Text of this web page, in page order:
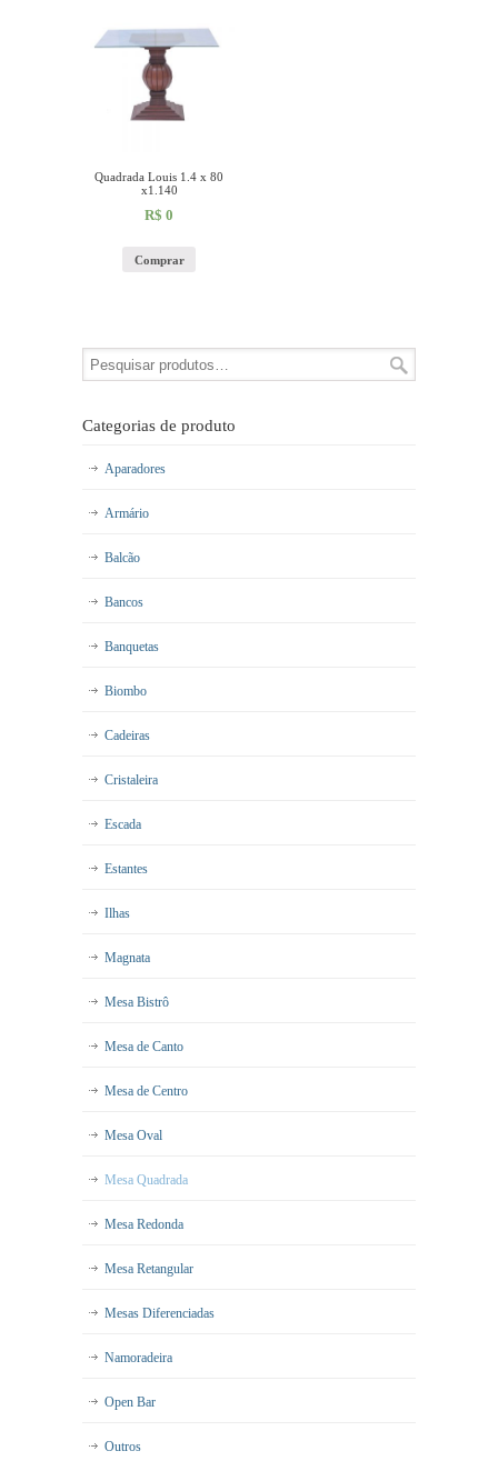
Quadrada Louis 1.4 x 80
x1.140
R$ 0
Comprar
Categorias de produto
Aparadores
Armário
Balcão
Bancos
Banquetas
Biombo
Cadeiras
Cristaleira
Escada
Estantes
Ilhas
Magnata
Mesa Bistrô
Mesa de Canto
Mesa de Centro
Mesa Oval
Mesa Quadrada
Mesa Redonda
Mesa Retangular
Mesas Diferenciadas
Namoradeira
Open Bar
Outros